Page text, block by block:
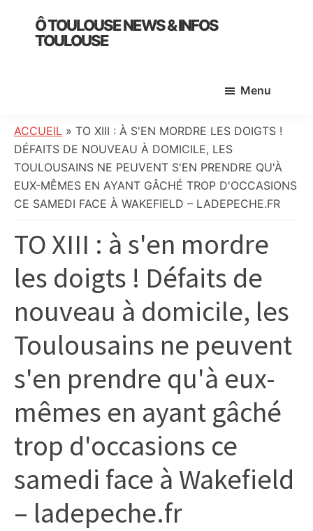
primary
Ô TOULOUSE NEWS & INFOS
TOULOUSE
:
info
locale,
société,
culture,
météo,
faits
divers
initiatives
Menu
ACCUEIL » TO XIII : À S'EN MORDRE LES DOIGTS !
DÉFAITS DE NOUVEAU À DOMICILE, LES
TOULOUSAINS NE PEUVENT S'EN PRENDRE QU'À
EUX-MÊMES EN AYANT GÂCHÉ TROP D'OCCASIONS
CE SAMEDI FACE À WAKEFIELD – LADEPECHE.FR
TO XIII : à s'en mordre
les doigts ! Défaits de
nouveau à domicile, les
Toulousains ne peuvent
s'en prendre qu'à eux-
mêmes en ayant gâché
trop d'occasions ce
samedi face à Wakefield
– ladepeche.fr